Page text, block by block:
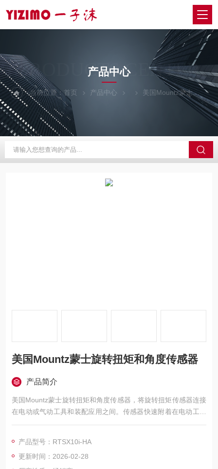
PRODUCTS CENTER
产品中心
当前位置：首页 产品中心 美国Mountz蒙士
美国Mountz蒙士旋转扭矩和角度传感器
产品简介
美国Mountz蒙士旋转扭矩和角度传感器，将旋转扭矩传感器连接
在电动或气动工具和装配应用之间。传感器快速附着在电动工具
的驱动上，不会影响其拧紧螺钉或螺栓的能力。传感器在接头条
具，如扭矩扳手和螺丝刀。
产品型号：RTSX10i-HA
更新时间：2026-02-28